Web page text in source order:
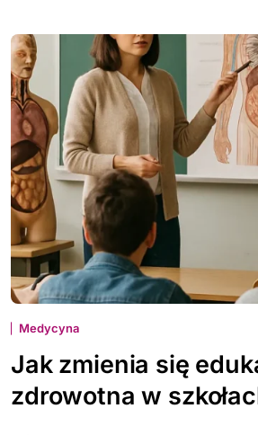
Medycyna
Jak zmienia się
zdrowotna w